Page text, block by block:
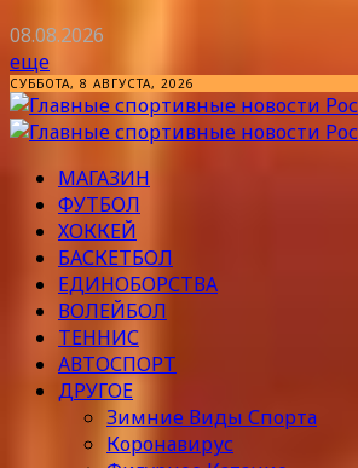
08.08.2026
еще
СУББОТА, 8 АВГУСТА, 2026
МАГАЗИН
ФУТБОЛ
ХОККЕЙ
БАСКЕТБОЛ
ЕДИНОБОРСТВА
ВОЛЕЙБОЛ
ТЕННИС
АВТОСПОРТ
ДРУГОЕ
Зимние Виды Спорта
Коронавирус